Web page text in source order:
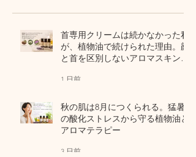
首専用クリームは続かなかった私
が、植物油で続けられた理由。顔
と首を区別しないアロマスキンケ
1 日前
秋の肌は8月につくられる。猛暑
の酸化ストレスから守る植物油と
アロマテラピー
3 日前